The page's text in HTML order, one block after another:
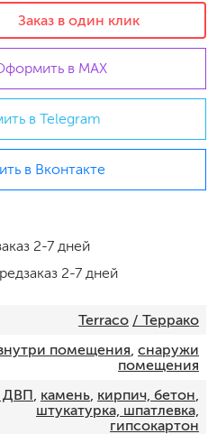
Заказ в один клик
в MAX
в Telegram
в Вконтакте
2-7 дней
2-7 дней
Terraco / Террако
помещения снаружи
помещения
ДВП камень, кирпич, бетон
штукатурка, шпатлевка,
гипсокартон